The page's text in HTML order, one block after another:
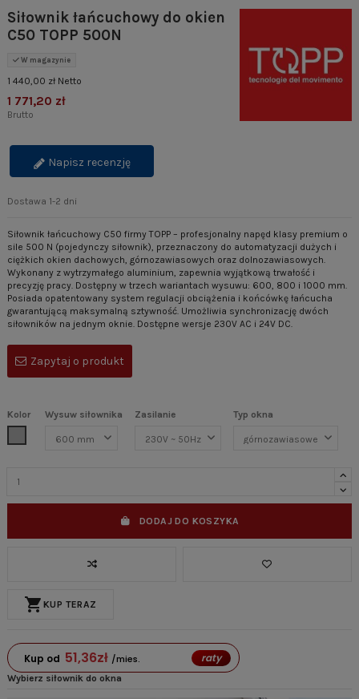
Siłownik łańcuchowy do okien
C50 TOPP 500N
W magazynie
1 440,00 zł Netto
1 771,20 zł
Brutto
Napisz recenzję
Dostawa 1-2 dni
Siłownik łańcuchowy C50 firmy TOPP – profesjonalny napęd klasy premium o
sile 500 N (pojedynczy siłownik), przeznaczony do automatyzacji dużych i
ciężkich okien dachowych, górnozawiasowych oraz dolnozawiasowych.
Wykonany z wytrzymałego aluminium, zapewnia wyjątkową trwałość i
precyzję pracy. Dostępny w trzech wariantach wysuwu: 600, 800 i 1000 mm.
Posiada opatentowany system regulacji obciążenia i końcówkę łańcucha
gwarantującą maksymalną sztywność. Umożliwia synchronizację dwóch
siłowników na jednym oknie. Dostępne wersje 230V AC i 24V DC.
Zapytaj o produkt
Kolor
Wysuw siłownika Zasilanie Typ okna
DODAJ DO KOSZYKA
shopping_cart KUP TERAZ
Kup od 51,36zł /mies. raty
Wybierz siłownik do okna